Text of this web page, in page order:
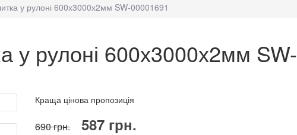
у рулоні 600х3000х2мм SW-00001691
у рулоні 600х3000х2мм SW-
Краща цінова пропозиція
690 грн. 587 грн.